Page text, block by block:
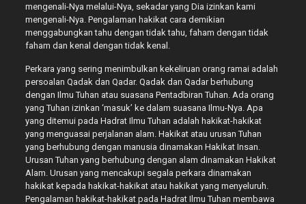
mengenali-Nya melalui-Nya, sekadar yang Dia izinkan kami
mengenali-Nya. Pengalaman hakikat cara demikian
menggabungkan tahu dengan tidak tahu, faham dengan tidak
faham dan kenal dengan tidak kenal.
Perkara yang sering menimbulkan kekeliruan orang ramai adalah
persoalan Qadak dan Qadar. Qadak dan Qadar berhubung
dengan Ilmu Tuhan atau suasana Pentadbiran Tuhan. Ada orang
yang Tuhan izinkan ‘masuk’ ke dalam suasana Ilmu-Nya. Apa
yang ditemui pada Hadrat Ilmu Tuhan adalah hakikat-hakikat
yang menguasai perjalanan alam. Hakikat atau urusan Tuhan
yang berhubung dengan manusia dinamakan Hakikat Insan.
Urusan Tuhan yang berhubung dengan alam dinamakan Hakikat
Alam. Urusan yang mencakupi segala perkara dinamakan
hakikat kepada hakikat-hakikat atau hakikat yang menyeluruh.
Pengalaman hakikat-hakikat pada Hadrat Ilmu Tuhan membawa